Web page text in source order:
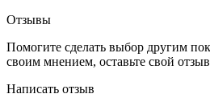
Отзывы
Помогите сделать выбор другим
своим мнением, оставьте свой отзыв
Написать отзыв